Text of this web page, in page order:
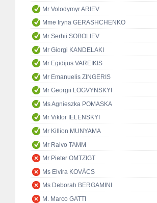
Mr Volodymyr ARIEV
Mme Iryna GERASHCHENKO
Mr Serhii SOBOLIEV
Mr Giorgi KANDELAKI
Mr Egidijus VAREIKIS
Mr Emanuelis ZINGERIS
Mr Georgii LOGVYNSKYI
Ms Agnieszka POMASKA
Mr Viktor IELENSKYI
Mr Killion MUNYAMA
Mr Raivo TAMM
Mr Pieter OMTZIGT
Ms Elvira KOVÁCS
Ms Deborah BERGAMINI
M. Marco GATTI